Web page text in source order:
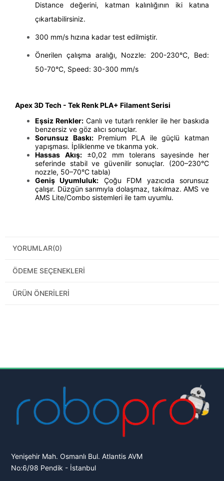
Distance değerini, katman kalınlığının iki katına
çıkartabilirsiniz.
300 mm/s hızına kadar test edilmiştir.
Önerilen çalışma aralığı, Nozzle: 200-230°C, Bed:
50-70°C, Speed: 30-300 mm/s
Apex 3D Tech - Tek Renk PLA+ Filament Serisi
Eşsiz Renkler:Canlı ve tutarlı renkler ile her baskıda
benzersiz ve göz alıcı sonuçlar.
Sorunsuz Baskı:Premium PLA ile güçlü katman
yapışması. İpliklenme ve tıkanma yok.
Hassas Akış:±0,02 mm tolerans sayesinde her
seferinde stabil ve güvenilir sonuçlar. (200–230°C
nozzle, 50–70°C tabla)
Geniş Uyumluluk: Çoğu FDM yazıcıda sorunsuz
çalışır. Düzgün sarımıyla dolaşmaz, takılmaz. AMS ve
AMS Lite/Combo sistemleri ile tam uyumlu.
YORUMLAR(0)
ÖDEME SEÇENEKLERI
ÜRÜN ÖNERILERI
Yenişehir Mah. Osmanlı Bul. Atlantis AVM
No:6/98 Pendik - İstanbul